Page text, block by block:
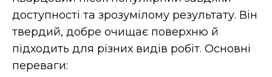
доступності та зрозумілому результату. Він
твердий, добре очищає поверхню й
підходить для різних видів робіт. Основні
переваги: